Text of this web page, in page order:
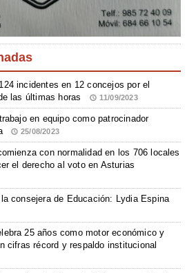
incidentes en 12 concejos por el
las últimas horas
11/09/2023
en equipo como patrocinador
25/08/2023
con normalidad en los 706 locales
el derecho al voto en Asturias
consejera de Educación: Lydia Espina
25 años como motor económico y
cifras récord y respaldo institucional